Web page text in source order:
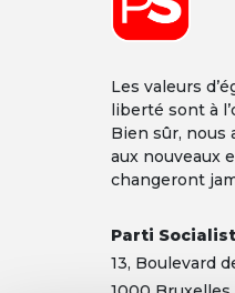
Les valeurs
liberté sont à
Bien sûr, nous
aux nouveaux
changeront
Parti
13, Boulevard